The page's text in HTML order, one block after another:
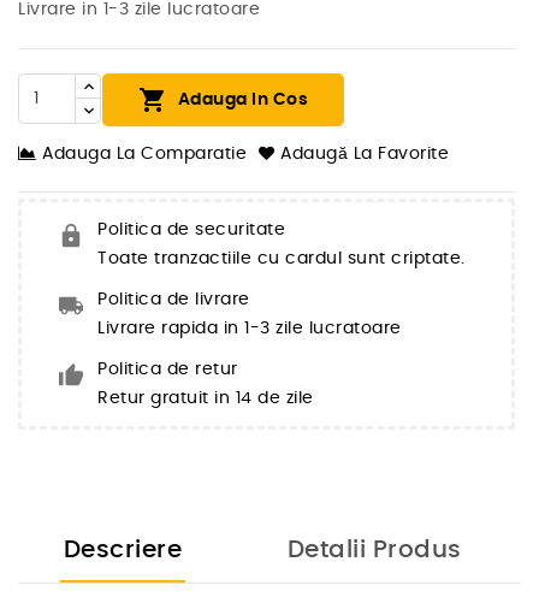
Livrare in 1-3 zile lucratoare
 Adauga In Cos
Adauga La Comparatie Adaugă La Favorite
Politica de securitate
Toate tranzactiile cu cardul sunt criptate.
Politica de livrare
Livrare rapida in 1-3 zile lucratoare
Politica de retur
Retur gratuit in 14 de zile
Descriere Detalii Produs